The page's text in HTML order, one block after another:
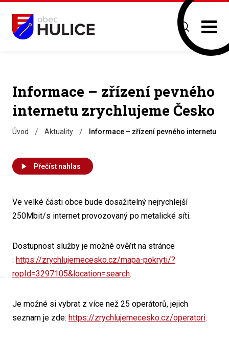
Informace – zřízení pevného
internetu zrychlujeme Česko
Úvod / Aktuality / Informace – zřízení pevného internetu
Přečíst nahlas
Ve velké části obce bude dosažitelný nejrychlejší
250Mbit/s internet provozovaný po metalické síti.
Dostupnost služby je možné ověřit na stránce
: https://zrychlujemecesko.cz/mapa-pokryti/?
ropId=3297105&location=search.
Je možné si vybrat z více než 25 operátorů, jejich
seznam je zde: https://zrychlujemecesko.cz/operatori.